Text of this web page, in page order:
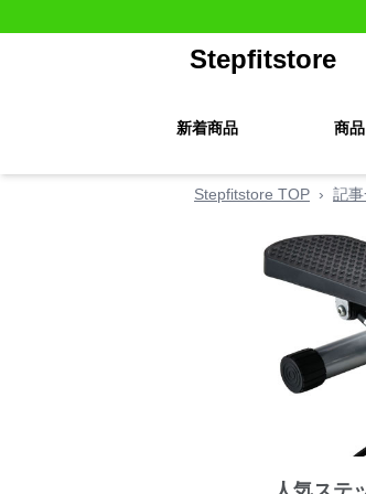
Stepfitstore
新着商品 商
Stepfitstore TOP › 記